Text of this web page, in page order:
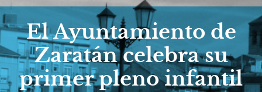
El Ayuntamiento de
Zaratán celebra su
primer pleno infantil